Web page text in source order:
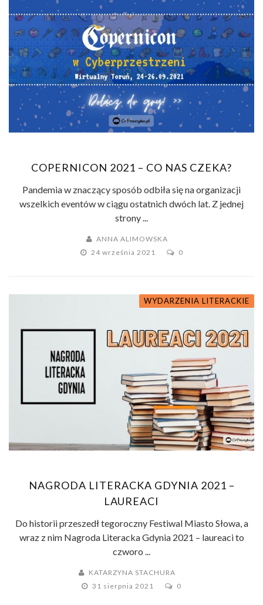
COPERNICON 2021 – CO NAS CZEKA?
Pandemia w znaczący sposób odbiła się na organizacji
wszelkich eventów w ciągu ostatnich dwóch lat. Z jednej
strony ...
ANNA ALIMOWSKA
24 września 2021
0
WYDARZENIA LITERACKIE
NAGRODA LITERACKA GDYNIA 2021 –
LAUREACI
Do historii przeszedł tegoroczny Festiwal Miasto Słowa, a
wraz z nim Nagroda Literacka Gdynia 2021 – laureaci to
czworo ...
KATARZYNA STACHURA
31 sierpnia 2021
0